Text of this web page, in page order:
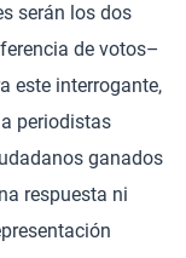
serán los dos
de votos–
este interrogante,
periodistas
ganados
respuesta ni